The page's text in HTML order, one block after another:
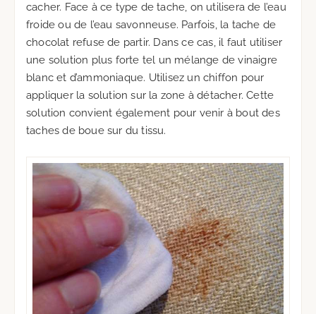
cacher. Face à ce type de tache, on utilisera de l’eau
froide ou de l’eau savonneuse. Parfois, la tache de
chocolat refuse de partir. Dans ce cas, il faut utiliser
une solution plus forte tel un mélange de vinaigre
blanc et d’ammoniaque. Utilisez un chiffon pour
appliquer la solution sur la zone à détacher. Cette
solution convient également pour venir à bout des
taches de boue sur du tissu.